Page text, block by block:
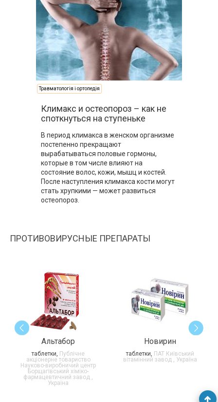
Травматологія і ортопедія
Климакс и остеопороз – как не
споткнуться на ступеньке
В период климакса в женском организме
постепенно прекращают
вырабатываться половые гормоны,
которые в том числе влияют на
состояние волос, кожи, мышц и костей.
После наступления климакса кости могут
стать хрупкими — может развиться
остеопороз.
ПРОТИВОВИРУСНЫЕ ПРЕПАРАТЫ
Альтабор
таблетки, Публічне
акціонерне товариство
Науково-виробничий центр
Борщагівський хіміко-
фармацевтичний завод ,
Україна
Новирин
таблетки, ПАТ Київський
вітамінний завод , Україна